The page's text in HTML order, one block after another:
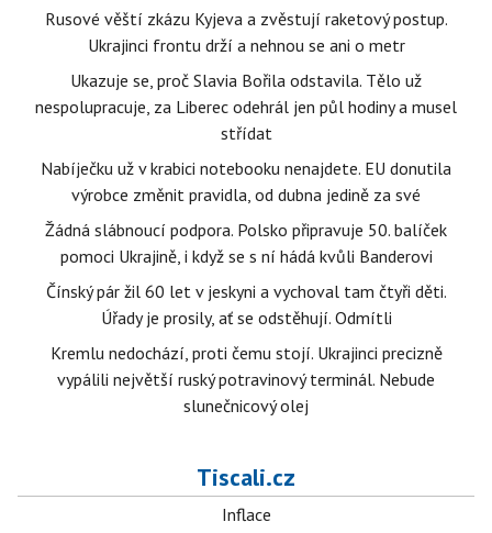
Rusové věští zkázu Kyjeva a zvěstují raketový postup.
Ukrajinci frontu drží a nehnou se ani o metr
Ukazuje se, proč Slavia Bořila odstavila. Tělo už
nespolupracuje, za Liberec odehrál jen půl hodiny a musel
střídat
Nabíječku už v krabici notebooku nenajdete. EU donutila
výrobce změnit pravidla, od dubna jedině za své
Žádná slábnoucí podpora. Polsko připravuje 50. balíček
pomoci Ukrajině, i když se s ní hádá kvůli Banderovi
Čínský pár žil 60 let v jeskyni a vychoval tam čtyři děti.
Úřady je prosily, ať se odstěhují. Odmítli
Kremlu nedochází, proti čemu stojí. Ukrajinci precizně
vypálili největší ruský potravinový terminál. Nebude
slunečnicový olej
Tiscali.cz
Inflace